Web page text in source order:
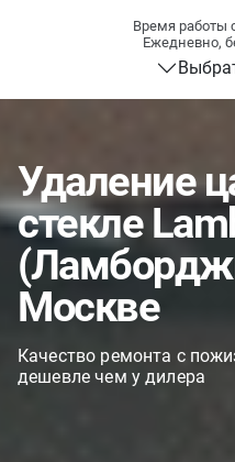
Время работы
Ежедневно,
Удаление
стекле
Москве
Качество ремонта с
дешевле чем у дилера